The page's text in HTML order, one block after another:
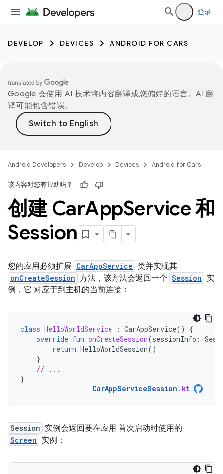
登录
DEVELOP DEVICES ANDROID FOR CARS
Google 会使用 AI 技术将内容翻译成您偏好的语言。AI 翻
译可能包含错误。
Android Developers Develop Devices Android for Cars
该内容对您有帮助吗？
创建 CarAppService 和
Session
您的应用必须扩展 CarAppService 类并实现其
onCreateSession 方法，该方法会返回一个 Session 实
例，它 对应于到主机的当前连接：
class HelloWorldService : CarAppService()
{
override fun onCreateSession(sessionInfo :
return HelloWorldSession()
}
// ...
}
CarAppServiceSession . kt
Session 实例会返回要在应用 首次启动时使用的
Screen 实例：